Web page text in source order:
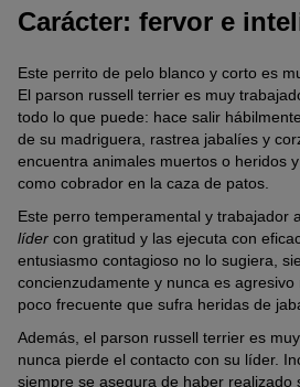
Carácter: fervor e
Este perrito de pelo blanco y corto es
El parson russell terrier es muy
todo lo que puede: hace salir
de su madriguera, rastrea jabalíes y
encuentra animales muertos o heridos
como cobrador en la caza de patos.
Este perro temperamental y trabajador
líder con gratitud y las ejecuta con
entusiasmo contagioso no lo sugiera,
concienzudamente y nunca es
poco frecuente que sufra heridas de
Además, el parson russell terrier es
nunca pierde el contacto con su líder.
siempre se asegura de haber realizado